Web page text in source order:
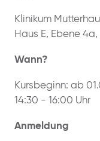
Klinikum
Haus E, Ebene 4a,
Wann?
Kursbeginn: ab
14:30 - 16:00 Uhr
Anmeldung